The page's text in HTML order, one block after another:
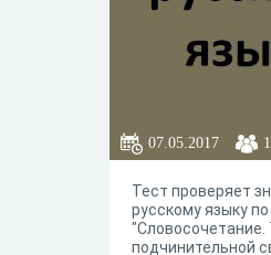
07.05.2017
Тест проверяет
русскому языку
"Словосочетание.
подчинительной